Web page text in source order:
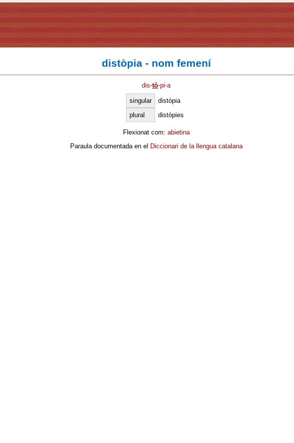
distòpia - nom femení
dis·tò·pi·a
singular
distòpia
plural
distòpies
Flexionat com: abietina
Paraula documentada en el Diccionari de la llengua catalana